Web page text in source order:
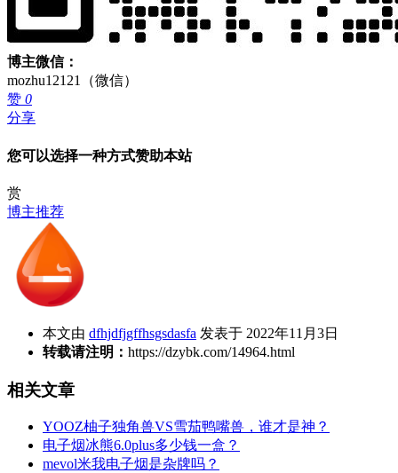
博主微信：
mozhu12121（微信）
赞 0
分享
您可以选择一种方式赞助本站
赏
博主推荐
本文由 dfhjdfjgffhsgsdasfa 发表于 2022年11月3日
转载请注明： https://dzybk.com/14964.html
相关文章
YOOZ柚子独角兽VS雪茄鸭嘴兽，谁才是神？
电子烟冰熊6.0plus多少钱一盒？
mevol米我电子烟是杂牌吗？